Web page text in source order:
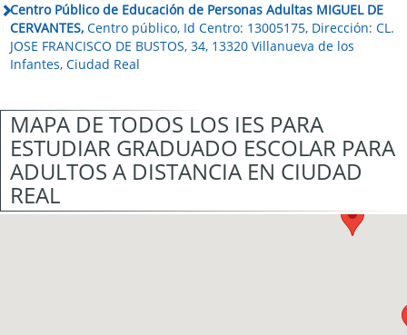
Centro Público de Educación de Personas Adultas MIGUEL DE
CERVANTES, Centro público, Id Centro: 13005175, Dirección: CL.
JOSE FRANCISCO DE BUSTOS, 34, 13320 Villanueva de los
Infantes, Ciudad Real
MAPA DE TODOS LOS IES PARA
ESTUDIAR GRADUADO ESCOLAR PARA
ADULTOS A DISTANCIA EN CIUDAD
REAL